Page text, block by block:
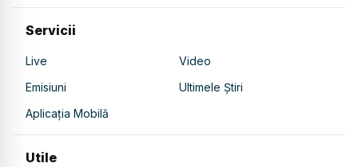
Servicii
Live
Video
Emisiuni
Ultimele Știri
Aplicația Mobilă
Utile